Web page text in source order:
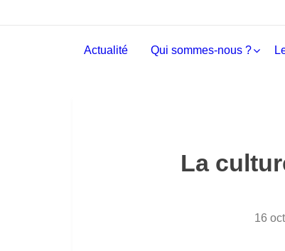
Actualité Qui sommes-nous ?
La
16